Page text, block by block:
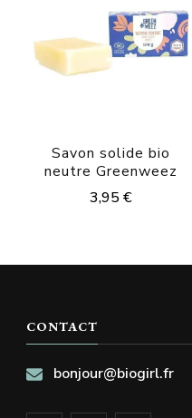
Savon solide bio
neutre Greenweez
3,95€
CONTACT
bonjour@biogirl.fr